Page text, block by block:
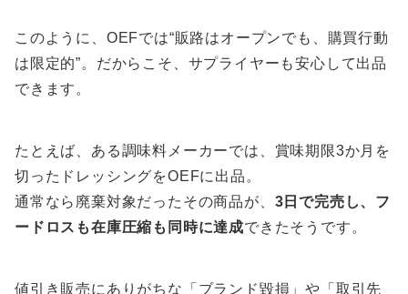
このように、OEFでは“販路はオープンでも、購買行動
は限定的”。だからこそ、サプライヤーも安心して出品
できます。
たとえば、ある調味料メーカーでは、賞味期限3か月を
切ったドレッシングをOEFに出品。
通常なら廃棄対象だったその商品が、 3日で完売し、フ
ードロスも在庫圧縮も同時に達成できたそうです。
値引き販売にありがちな「ブランド毀損」や「取引先